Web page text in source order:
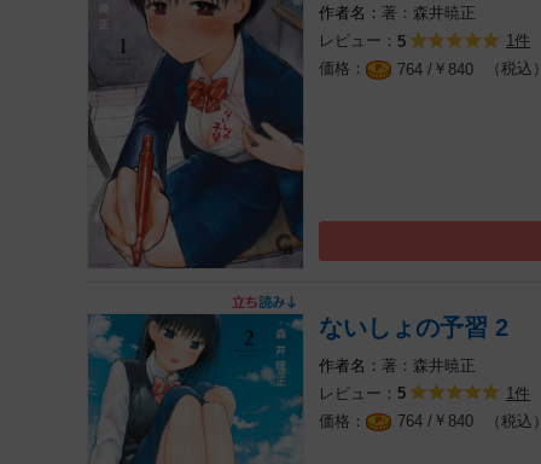
著：森井暁正
レビュー： 5
1件
764 / ￥ 840 （税込）
ないしょの予習 2
著：森井暁正
レビュー： 5
1件
764 / ￥ 840 （税込）